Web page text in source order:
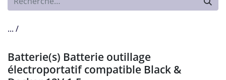
... /
Batterie(s) Batterie outillage
électroportatif compatible Black &